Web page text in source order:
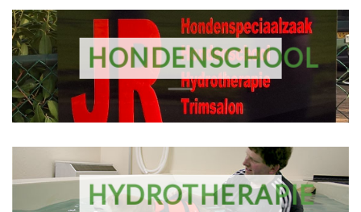
HONDENSCHOOL
HYDROTHERAPIE